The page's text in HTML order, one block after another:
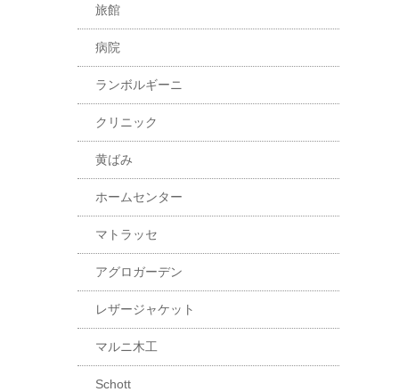
旅館
病院
ランボルギーニ
クリニック
黄ばみ
ホームセンター
マトラッセ
アグロガーデン
レザージャケット
マルニ木工
Schott